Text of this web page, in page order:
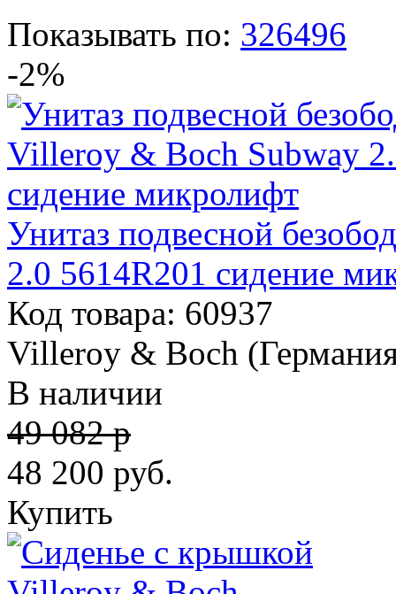
Показывать по: 326496
-2%
Унитаз подвесной
2.0 5614R201 сидение
Код товара: 60937
Villeroy & Boch
В наличии
49 082 р
48 200 руб.
Купить